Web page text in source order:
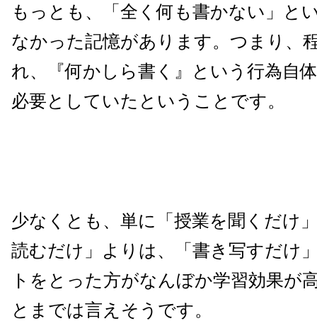
もっとも、「全く何も書かない」と
なかった記憶があります。つまり、
れ、『何かしら書く』という行為自
必要としていたということです。
少なくとも、単に「授業を聞くだけ
読むだけ」よりは、「書き写すだけ
トをとった方がなんぼか学習効果が
とまでは言えそうです。